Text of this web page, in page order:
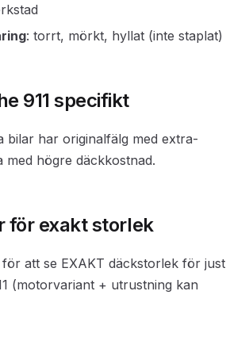
: torrt, mörkt, hyllat (inte staplat)
911 specifikt
bilar har originalfälg med extra-
högre däckkostnad.
för exakt storlek
att se EXAKT däckstorlek för just
(motorvariant + utrustning kan